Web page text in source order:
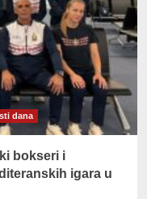
dana
bokseri i
igara u